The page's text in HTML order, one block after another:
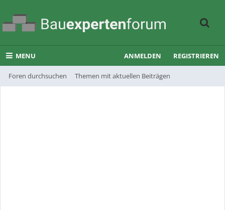
MENU
Foren durchsuchen Themen mit aktuellen Beiträgen
ANMELDEN REGISTRIEREN